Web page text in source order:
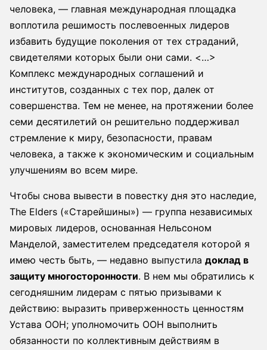
человека, — главная международная площадка
воплотила решимость послевоенных лидеров
избавить будущие поколения от тех страданий,
свидетелями которых были они сами. <…>
Комплекс международных соглашений и
институтов, созданных с тех пор, далек от
совершенства. Тем не менее, на протяжении более
семи десятилетий он решительно поддерживал
стремление к миру, безопасности, правам
человека, а также к экономическим и социальным
улучшениям во всем мире.
Чтобы снова вывести в повестку дня это наследие,
The Elders («Старейшины») — группа независимых
мировых лидеров, основанная Нельсоном
Манделой, заместителем председателя которой я
имею честь быть, — недавно выпустила доклад в
защиту многосторонности. В нем мы обратились к
сегодняшним лидерам с пятью призывами к
действию: выразить приверженность ценностям
Устава ООН; уполномочить ООН выполнить
обязанности по коллективным действиям в